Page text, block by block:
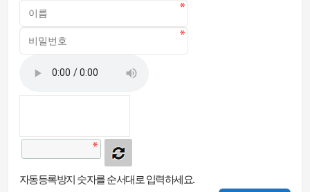
자동등록방지 숫자를 순서대로 입력하세요.